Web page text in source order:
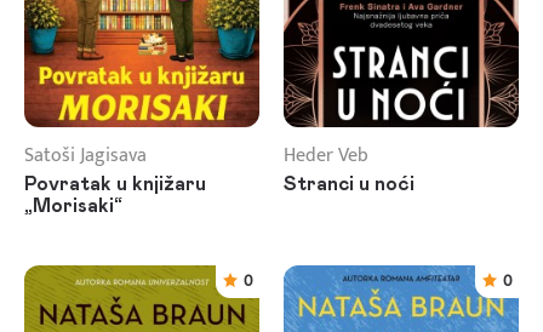
Satoši Jagisava
Povratak u knjižaru
„Morisaki“
Heder Veb
Stranci u noći
0 0